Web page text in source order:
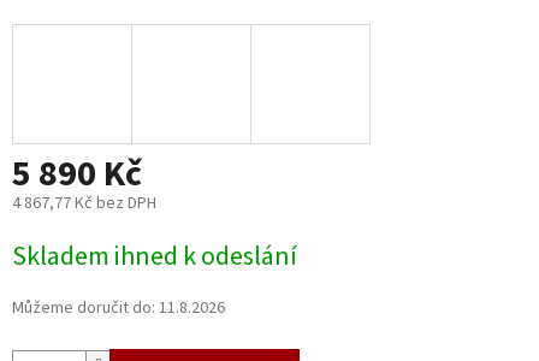
5 890 Kč
4 867,77 Kč bez DPH
cena:
Skladem ihned k odeslání
Můžeme doručit do: 11.8.2026